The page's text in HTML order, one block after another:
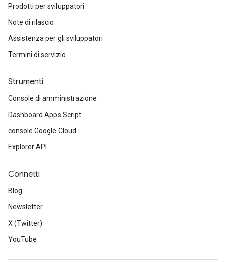
Prodotti per sviluppatori
Note di rilascio
Assistenza per gli sviluppatori
Termini di servizio
Strumenti
Console di amministrazione
Dashboard Apps Script
console Google Cloud
Explorer API
Connetti
Blog
Newsletter
X (Twitter)
YouTube